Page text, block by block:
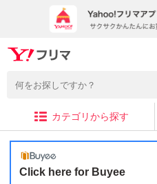
カテゴリから探す
Click here for Buyee